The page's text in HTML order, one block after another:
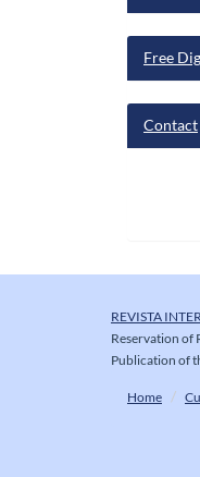
Free
Contact
REVISTA
Reservation of
Publication of
Home